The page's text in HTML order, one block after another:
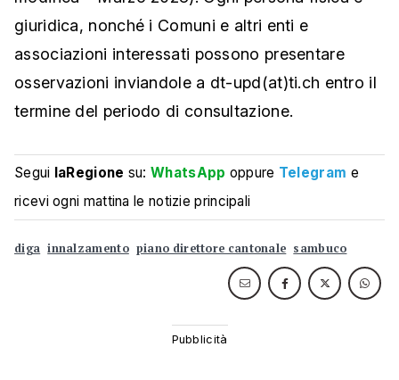
giuridica, nonché i Comuni e altri enti e
associazioni interessati possono presentare
osservazioni inviandole a dt-upd(at)ti.ch entro il
termine del periodo di consultazione.
Segui laRegione su:WhatsApp oppure Telegram e
ricevi ogni mattina le notizie principali
diga innalzamento piano direttore cantonale sambuco